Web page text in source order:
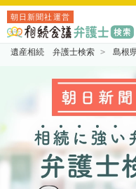
朝日新聞社運営
遺産相続 弁護士検索 島根